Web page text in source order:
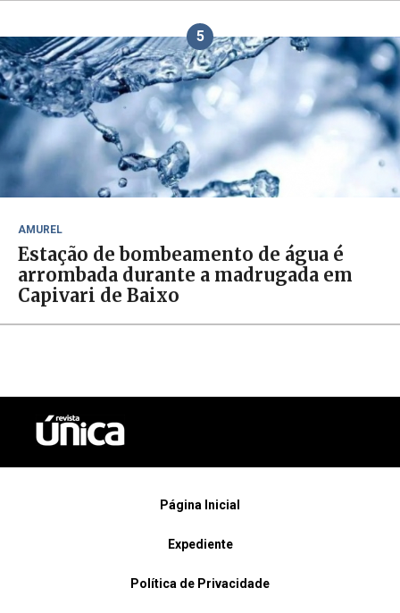
5
AMUREL
Estação de bombeamento de água é
arrombada durante a madrugada em
Capivari de Baixo
Página Inicial
Expediente
Política de Privacidade